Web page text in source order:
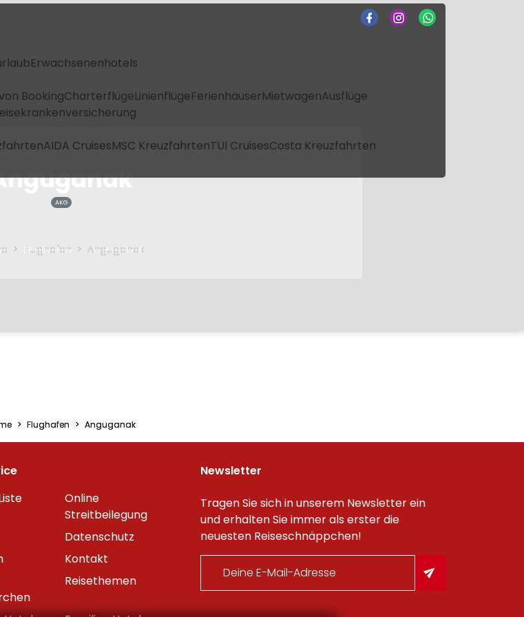
Erwachsenenhotels
BookingCharterflügeLinienflügeFerienhäuserMietwagenAusflüge
AIDA CruisesMSC KreuzfahrtenTUI CruisesCosta Kreuzfahrten
AKG
Flughafen Anguganak
Flughafen Anguganak
Online
Streitbeilegung
Datenschutz
Kontakt
Reisethemen
Newsletter
Tragen Sie sich in unserem Newsletter ein
und erhalten Sie immer als erster die
neuesten Reiseschnäppchen!